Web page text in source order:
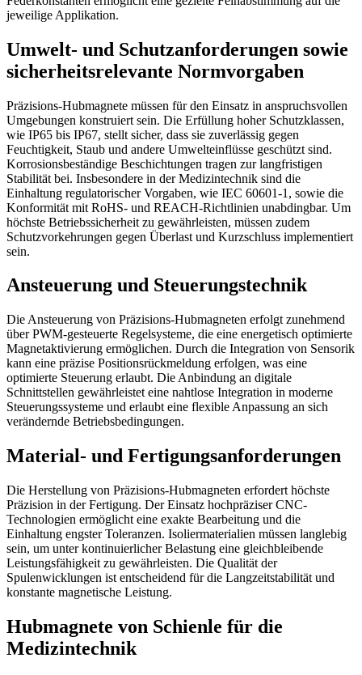
jeweilige Applikation.
Umwelt- und Schutzanforderungen sowie
sicherheitsrelevante Normvorgaben
Präzisions-Hubmagnete müssen für den Einsatz in anspruchsvollen
Umgebungen konstruiert sein. Die Erfüllung hoher Schutzklassen,
wie IP65 bis IP67, stellt sicher, dass sie zuverlässig gegen
Feuchtigkeit, Staub und andere Umwelteinflüsse geschützt sind.
Korrosionsbeständige Beschichtungen tragen zur langfristigen
Stabilität bei. Insbesondere in der Medizintechnik sind die
Einhaltung regulatorischer Vorgaben, wie IEC 60601-1, sowie die
Konformität mit RoHS- und REACH-Richtlinien unabdingbar. Um
höchste Betriebssicherheit zu gewährleisten, müssen zudem
Schutzvorkehrungen gegen Überlast und Kurzschluss implementiert
sein.
Ansteuerung und Steuerungstechnik
Die Ansteuerung von Präzisions-Hubmagneten erfolgt zunehmend
über PWM-gesteuerte Regelsysteme, die eine energetisch optimierte
Magnetaktivierung ermöglichen. Durch die Integration von Sensorik
kann eine präzise Positionsrückmeldung erfolgen, was eine
optimierte Steuerung erlaubt. Die Anbindung an digitale
Schnittstellen gewährleistet eine nahtlose Integration in moderne
Steuerungssysteme und erlaubt eine flexible Anpassung an sich
verändernde Betriebsbedingungen.
Material- und Fertigungsanforderungen
Die Herstellung von Präzisions-Hubmagneten erfordert höchste
Präzision in der Fertigung. Der Einsatz hochpräziser CNC-
Technologien ermöglicht eine exakte Bearbeitung und die
Einhaltung engster Toleranzen. Isoliermaterialien müssen langlebig
sein, um unter kontinuierlicher Belastung eine gleichbleibende
Leistungsfähigkeit zu gewährleisten. Die Qualität der
Spulenwicklungen ist entscheidend für die Langzeitstabilität und
konstante magnetische Leistung.
Hubmagnete von Schienle für die
Medizintechnik